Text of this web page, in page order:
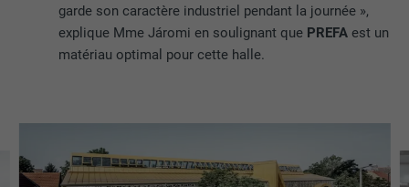
garde son caractère industriel pendant la journée »,
explique Mme Járomi en soulignant que PREFA est un
matériau optimal pour cette halle.